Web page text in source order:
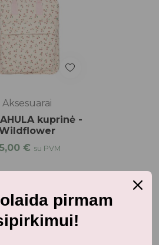
Aksesuarai
kuprinė -
€ su PVM
pirmam